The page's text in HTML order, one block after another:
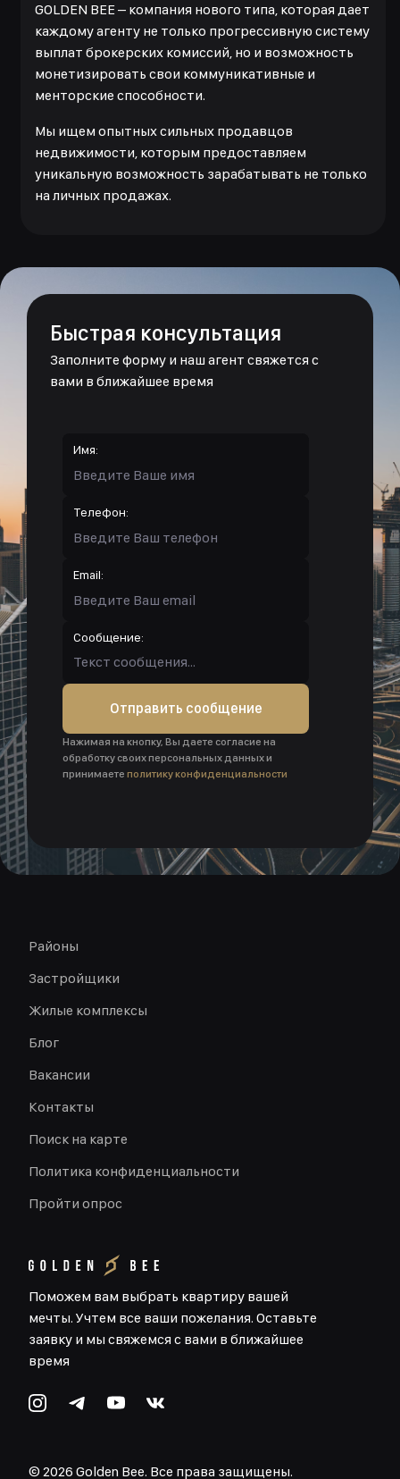
GOLDEN BEE – компания нового типа, которая дает
каждому агенту не только прогрессивную систему
выплат брокерских комиссий, но и возможность
монетизировать свои коммуникативные и
менторские способности.
Мы ищем опытных сильных продавцов
недвижимости, которым предоставляем
уникальную возможность зарабатывать не только
на личных продажах.
Быстрая консультация
Заполните форму и наш агент свяжется с
вами в ближайшее время
Имя:
Телефон:
Email:
Сообщение:
Отправить сообщение
Нажимая на кнопку, Вы даете согласие на
обработку своих персональных данных и
принимаете политику конфиденциальности
Поможем вам выбрать квартиру вашей
мечты. Учтем все ваши пожелания. Оставьте
заявку и мы свяжемся с вами в ближайшее
время
© 2026 Golden Bee. Все права защищены.
Районы
Застройщики
Жилые комплексы
Блог
Вакансии
Контакты
Поиск на карте
Политика конфиденциальности
Пройти опрос